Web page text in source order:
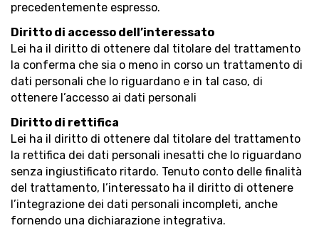
precedentemente espresso.
Diritto di accesso dell’interessato
Lei ha il diritto di ottenere dal titolare del trattamento
la conferma che sia o meno in corso un trattamento di
dati personali che lo riguardano e in tal caso, di
ottenere l’accesso ai dati personali
Diritto di rettifica
Lei ha il diritto di ottenere dal titolare del trattamento
la rettifica dei dati personali inesatti che lo riguardano
senza ingiustificato ritardo. Tenuto conto delle finalità
del trattamento, l’interessato ha il diritto di ottenere
l’integrazione dei dati personali incompleti, anche
fornendo una dichiarazione integrativa.